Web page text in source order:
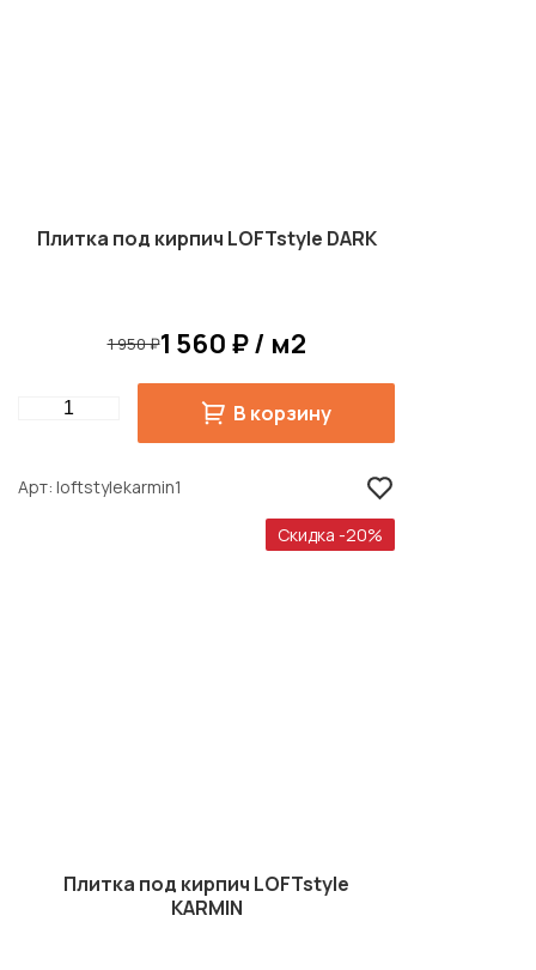
Плитка под кирпич LOFTstyle DARK
1 950 ₽1 560 ₽ / м2
Quantity В корзину
Арт loftstylekarmin1
Скидка -20%
Плитка под кирпич LOFTstyle
KARMIN